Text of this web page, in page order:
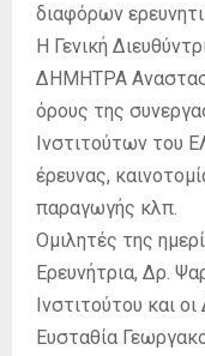
διαφόρων
Η Γενική
ΔΗΜΗΤΡΑ
όρους της
Ινστιτούτων του
έρευνας,
παραγωγής κλπ.
Ομιλητές της
Ερευνήτρια, Δρ.
Ινστιτούτου και
Ευσταθία